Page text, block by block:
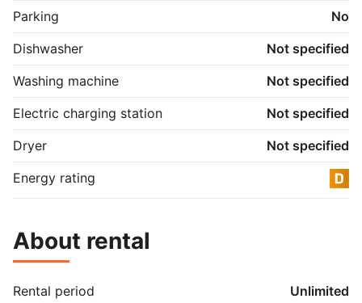
Parking
No
Dishwasher
Not specified
Washing machine
Not specified
Electric charging station
Not specified
Dryer
Not specified
Energy rating
About rental
Rental period
Unlimited